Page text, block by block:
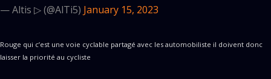
— Altis ▷ (@AlTi5) January 15, 2023
Rouge qui c’est une voie cyclable partagé avec les automobiliste il doivent donc
laisser la priorité au cycliste